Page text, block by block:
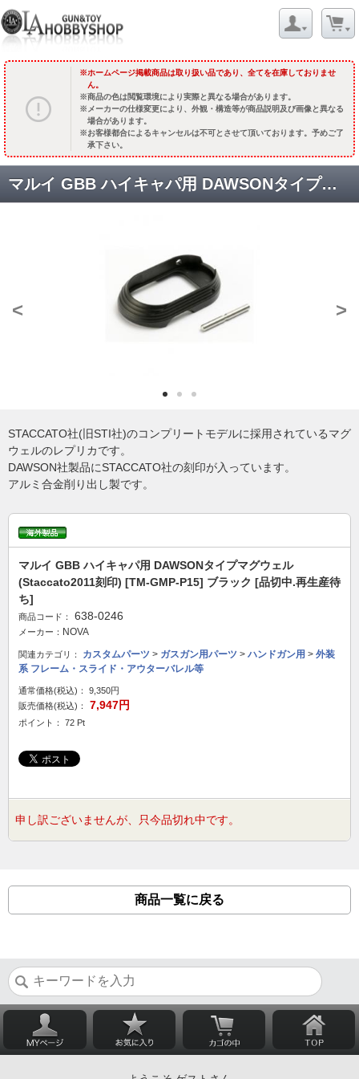
ホームページ掲載商品は取り扱い品であり、全てを在庫しておりませ
ん。
商品の色は閲覧環境により実際と異なる場合があります。
メーカーの仕様変更により、外観・構造等が商品説明及び画像と異なる
場合があります。
お客様都合によるキャンセルは不可とさせて頂いております。予めご了
承下さい。
マルイ GBB ハイキャパ用 DAWSONタイプマグウェル(Staccato2011刻印) [TM-GMP-P15] ブラック [品切中.再生産待ち]
< >
STACCATO社(旧STI社)のコンプリートモデルに採用されているマグ
ウェルのレプリカです。
DAWSON社製品にSTACCATO社の刻印が入っています。
アルミ合金削り出し製です。
マルイ GBB ハイキャパ用 DAWSONタイプマグウェル
(Staccato2011刻印) [TM-GMP-P15] ブラック [品切中.再生産待
ち]
商品コード： 638-0246
メーカー： NOVA
関連カテゴリ： カスタムパーツ > ガスガン用パーツ > ハンドガン用 > 外装
系 フレーム・スライド・アウターバレル等
通常価格(税込)：
9,350円
販売価格(税込)：
7,947円
ポイント： 72 Pt
申し訳ございませんが、只今品切れ中です。
商品一覧に戻る